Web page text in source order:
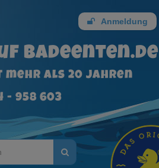
Anmeldung
badeenten.de
mehr als 20 Jahren
- 958 603